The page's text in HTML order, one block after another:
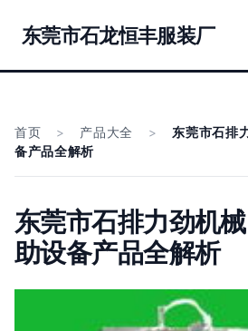
东莞市石龙恒丰服装厂
首页 > 产品大全 >
东莞市石排
备产品全解析
东莞市石排力劲机
助设备产品全解析